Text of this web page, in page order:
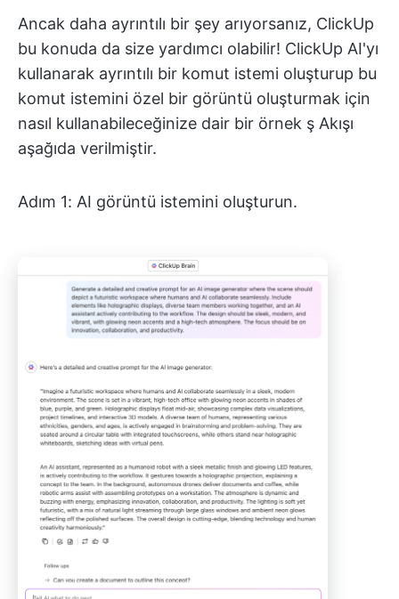
Ancak daha ayrıntılı bir şey arıyorsanız, ClickUp
bu konuda da size yardımcı olabilir! ClickUp AI'yı
kullanarak ayrıntılı bir komut istemi oluşturup bu
komut istemini özel bir görüntü oluşturmak için
nasıl kullanabileceğinize dair bir örnek ş Akışı
aşağıda verilmiştir.
Adım 1: AI görüntü istemini oluşturun.